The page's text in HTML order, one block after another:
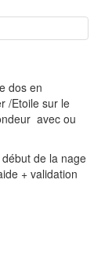
dos en
/Etoile sur le
avec ou
de la nage
+ validation